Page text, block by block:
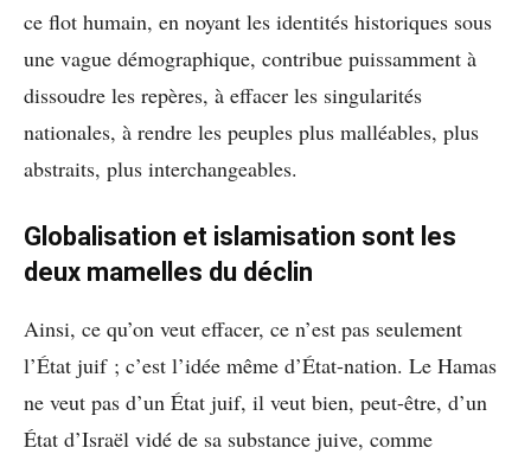
ce flot humain, en noyant les identités historiques sous
une vague démographique, contribue puissamment à
dissoudre les repères, à effacer les singularités
nationales, à rendre les peuples plus malléables, plus
abstraits, plus interchangeables.
Globalisation et islamisation sont les
deux mamelles du déclin
Ainsi, ce qu’on veut effacer, ce n’est pas seulement
l’État juif ; c’est l’idée même d’État-nation. Le Hamas
ne veut pas d’un État juif, il veut bien, peut-être, d’un
État d’Israël vidé de sa substance juive, comme